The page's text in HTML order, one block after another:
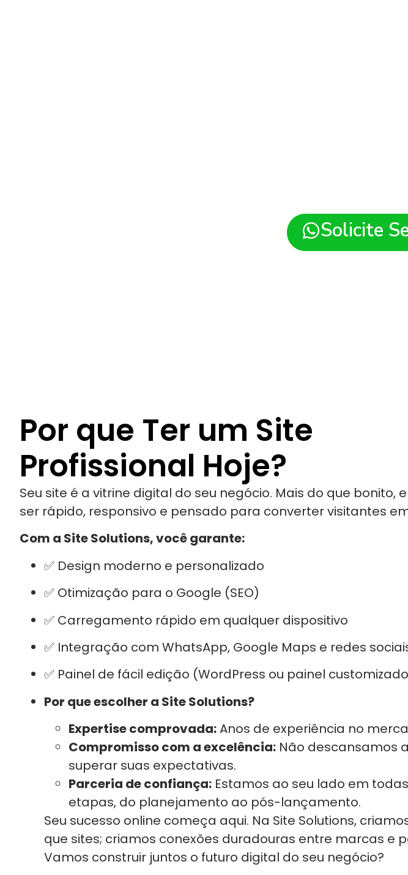
Solicite
Por que Ter um Site
Profissional Hoje?
Seu site é a vitrine digital do seu negócio. Mais do que bonito,
ser rápido, responsivo e pensado para converter visitantes
Com a Site Solutions, você garante:
✅ Design moderno e personalizado
✅ Otimização para o Google (SEO)
✅ Carregamento rápido em qualquer dispositivo
✅ Integração com WhatsApp, Google Maps e redes
✅ Painel de fácil edição (WordPress ou painel
Por que escolher a Site Solutions?
Expertise comprovada:Anos de experiência no
Compromisso com a excelência: Não descansamos
superar suas expectativas.
Parceria de confiança: Estamos ao seu lado em
etapas, do planejamento ao pós-lançamento.
Seu sucesso online começa aqui. Na Site Solutions,
que sites; criamos conexões duradouras entre marcas e
Vamos construir juntos o futuro digital do seu negócio?